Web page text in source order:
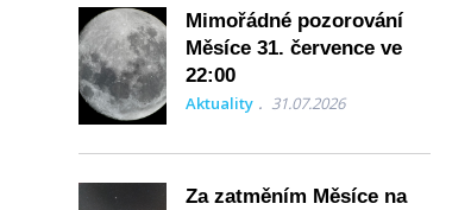
Mimořádné pozorování
Měsíce 31. července ve
22:00
Aktuality 31.07.2026
Za zatměním Měsíce na